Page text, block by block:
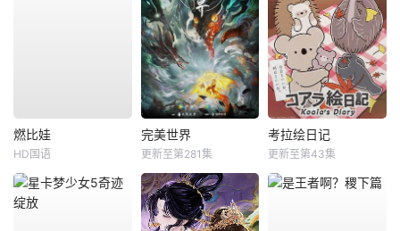
燃比娃
HD国语
完美世界
更新至第281集
考拉绘日记
更新至第43集